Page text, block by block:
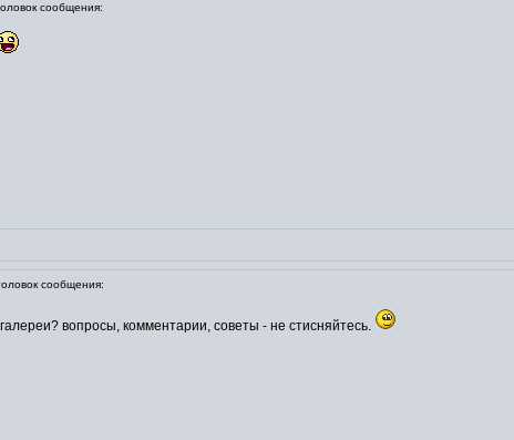
сообщения:
сообщения:
вопросы, комментарии, советы - не стисняйтесь.